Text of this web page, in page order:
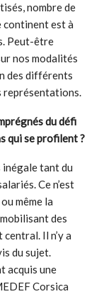
nombre de
continent est à
Peut-être
nos modalités
des différents
représentations.
du défi
qui se profilent ?
inégale tant du
Ce n’est
même la
des
Il n’y a
du sujet.
acquis une
Corsica